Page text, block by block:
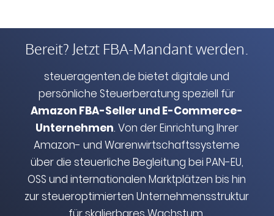
Bereit? Jetzt FBA-Mandant werden.
steueragenten.de bietet digitale und
persönliche Steuerberatung speziell für
Amazon FBA-Seller und E-Commerce-
Unternehmen. Von der Einrichtung Ihrer
Amazon- und Warenwirtschaftssysteme
über die steuerliche Begleitung bei PAN-EU,
OSS und internationalen Marktplätzen bis hin
zur steueroptimierten Unternehmensstruktur